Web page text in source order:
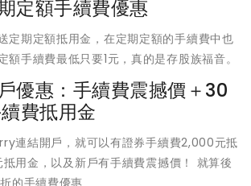
定額手續費優惠
定期定額抵用金，在定期定額的手續費中也
額手續費最低只要1元，真的是存股族福音。
優惠：手續費震撼價＋30
費抵用金
連結開戶，就可以有證券手續費2,000元抵
用金，以及新戶有手續費震撼價！ 就算後